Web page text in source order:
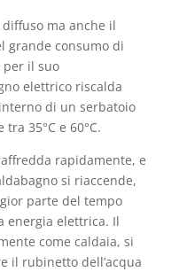
ma anche il
grande consumo di
per il suo
elettrico riscalda
di un serbatoio
35°C e 60°C.
rapidamente, e
si riaccende,
parte del tempo
energia elettrica. Il
come caldaia, si
il rubinetto dell’acqua